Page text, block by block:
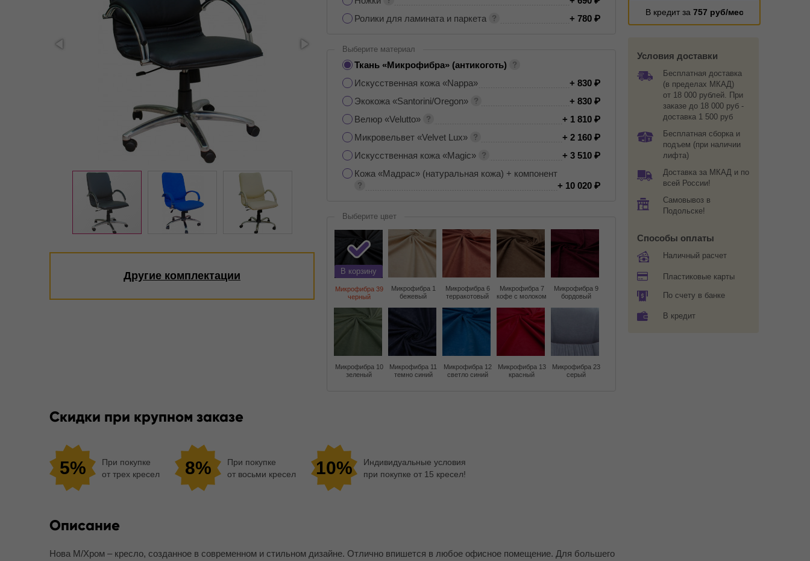
Другие комплектации
В кредит за 757 руб/мес
Условия доставки
Бесплатная доставка
(в пределах МКАД)
от 18 000 рублей. При
заказе до 18 000 руб -
доставка 1 500 руб
Бесплатная сборка и
подъем (при наличии
лифта)
Доставка за МКАД и по
всей России!
Самовывоз в
Подольске!
Способы оплаты
Наличный расчет
Пластиковые карты
По счету в банке
В кредит
Ролики для ламината и паркета
+ 780
Выберите материал
Ткань «Микрофибра» (антикоготь)
Искусственная кожа «Nappa»
+ 830
Экокожа «Santorini/Oregon»
+ 830
Велюр «Velutto»
+ 1 810
Микровельвет «Velvet Lux»
+ 2 160
Искусственная кожа «Magic»
+ 3 510
Кожа «Мадрас» (натуральная кожа) + компонент
+ 10 020
Выберите цвет
В корзину
Микрофибра 39
черный
Микрофибра 1
бежевый
Микрофибра 6
терракотовый
Микрофибра 7
кофе с молоком
Микрофибра 9
бордовый
Микрофибра 10
зеленый
Микрофибра 11
темно синий
Микрофибра 12
светло синий
Микрофибра 13
красный
Микрофибра 23
серый
Скидки при крупном заказе
5%
При покупке
от трех кресел
8%
При покупке
от восьми кресел
10%
Индивидуальные условия
при покупке от 15 кресел!
Описание
Нова M/Хром – кресло, созданное в современном и стильном дизайне. Отлично впишется в любое офисное помещение. Для большего